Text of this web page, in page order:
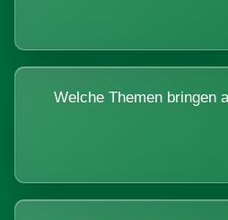
Welche Themen bringen